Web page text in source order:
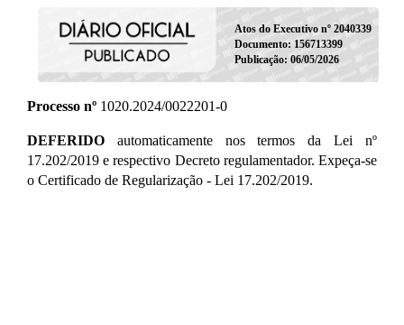
Atos do Executivo nº 2040339
Documento: 156713399
Publicação: 06/05/2026
Processo nº 1020.2024/0022201-0
DEFERIDOautomaticamente nos termos da Lei nº
17.202/2019 e respectivo Decreto regulamentador. Expeça-se
o Certificado de Regularização - Lei 17.202/2019.